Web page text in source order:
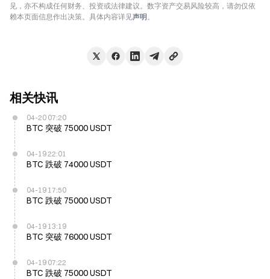
见，亦不构成任何财务、投资或法律建议。数字资产交易风险较高，请勿仅依
赖本页面信息作出决策。具体内容详见声明。
相关快讯
04-20 07:20
BTC 突破 75000 USDT
04-19 22:01
BTC 跌破 74000 USDT
04-19 17:50
BTC 跌破 75000 USDT
04-19 13:19
BTC 突破 76000 USDT
04-19 07:22
BTC 跌破 75000 USDT